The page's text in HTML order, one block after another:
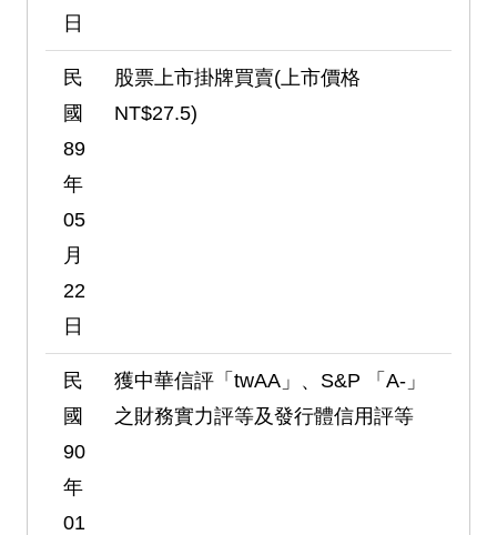
日
民
國
89
年
05
月
22
日
股票上市掛牌買賣(上市價格
NT$27.5)
民
國
90
年
01
獲中華信評「twAA」、S&P 「A-」
之財務實力評等及發行體信用評等